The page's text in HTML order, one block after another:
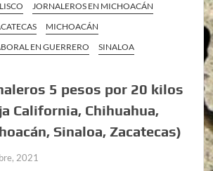
JORNALEROS EN MICHOACÁN
MICHOACÁN
EN GUERRERO
SINALOA
5 pesos por 20 kilos
California, Chihuahua,
Sinaloa, Zacatecas)
2021